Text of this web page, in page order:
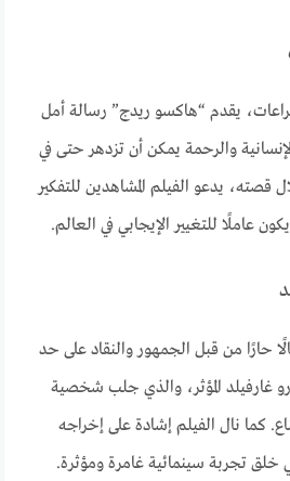
يقدم “هاكسو ريدج” رسالة أمل
والرحمة يمكن أن تزدهر حتى في
يدعو الفيلم المشاهدين للتفكير
عاملًا للتغيير الإيجابي في العالم.
حارًا من قبل الجمهور والنقاد على حد
غارفيلد المؤثر، والذي جلب شخصية
كما نال الفيلم إشادة على إخراجه
تجربة سينمائية غامرة ومؤثرة.